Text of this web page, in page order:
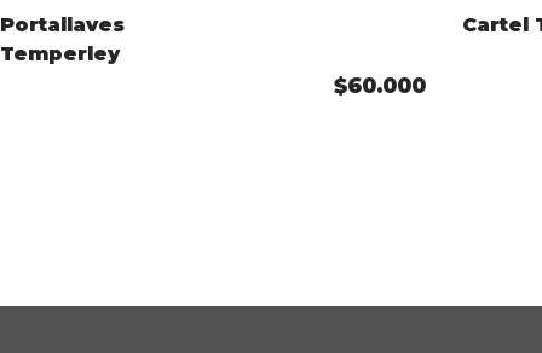
Portallaves
Temperley
$60.000
Cartel